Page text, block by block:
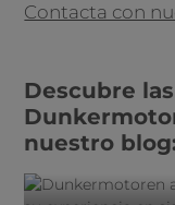
Contacta con
Descubre
nuestro